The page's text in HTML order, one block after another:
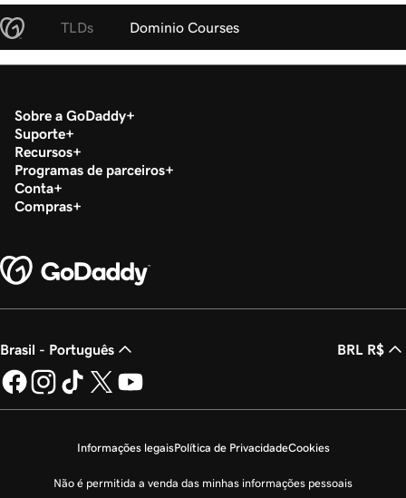
TLDs Dominio Courses
Sobre a GoDaddy
Suporte
Recursos
Programas de parceiros
Conta
Compras
Brasil - Português BRL R$
Informações legaisPolítica de PrivacidadeCookies
Não é permitida a venda das minhas informações pessoais